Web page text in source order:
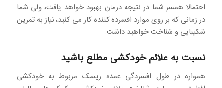
احتمالا همسر شما در نتیجه درمان بهبود خواهد یافت، ولی شما
در زمانی که بر روی موارد افسرده کننده کار می کنید، نیاز به تمرین
شکیبایی و شناخت خواهید داشت.
نسبت به علائم خودکشی مطلع باشید
همواره در طول افسردگی عمده ریسک مربوط به خودکشی